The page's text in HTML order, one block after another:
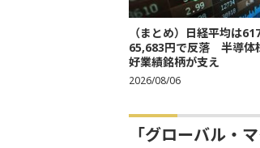
（まとめ）日経平均は
65,683円で反落 半導体
好業績銘柄が支え
2026/08/06
「グローバル・